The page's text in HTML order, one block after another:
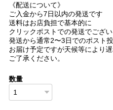
《配送について》
ご入金から7日以内の発送です
送料はお店負担で基本的に
クリックポストでの発送でござ
発送から通常2〜3日でのポスト
お届け予定ですが天候等により
ご了承ください。
数量